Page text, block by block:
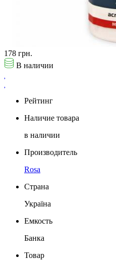
178 грн.
В наличии
Рейтинг
Наличие товара
в наличии
Производитель
Rosa
Страна
Україна
Емкость
Банка
Товар